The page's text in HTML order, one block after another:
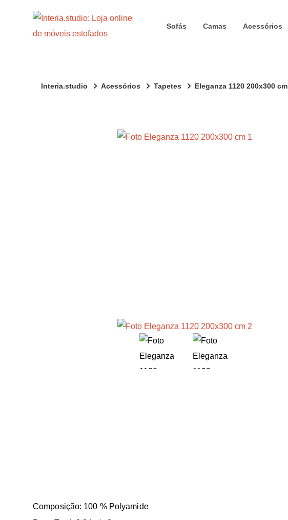
Sofás Camas Acessórios
Interia.studio Acessórios Tapetes Eleganza 1120 200x300 cm
Composição: 100 % Polyamide